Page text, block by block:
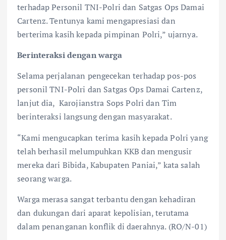
terhadap Personil TNI-Polri dan Satgas Ops Damai
Cartenz. Tentunya kami mengapresiasi dan
berterima kasih kepada pimpinan Polri,” ujarnya.
Berinteraksi dengan warga
Selama perjalanan pengecekan terhadap pos-pos
personil TNI-Polri dan Satgas Ops Damai Cartenz,
lanjut dia, Karojianstra Sops Polri dan Tim
berinteraksi langsung dengan masyarakat.
“Kami mengucapkan terima kasih kepada Polri yang
telah berhasil melumpuhkan KKB dan mengusir
mereka dari Bibida, Kabupaten Paniai,” kata salah
seorang warga.
Warga merasa sangat terbantu dengan kehadiran
dan dukungan dari aparat kepolisian, terutama
dalam penanganan konflik di daerahnya. (RO/N-01)